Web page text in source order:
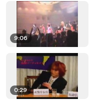
9:06
0:29